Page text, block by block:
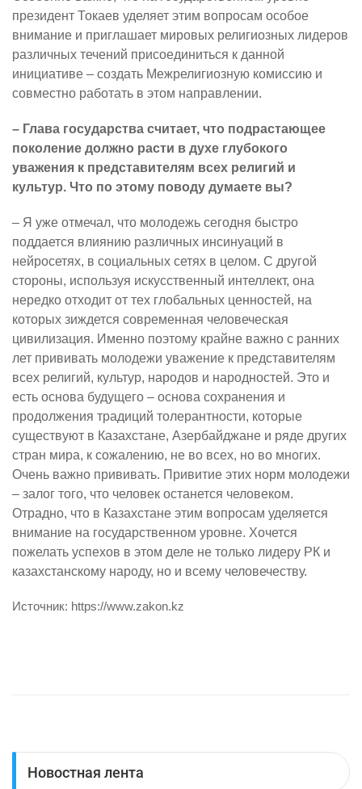
президент Токаев уделяет этим вопросам особое
внимание и приглашает мировых религиозных лидеров
различных течений присоединиться к данной
инициативе – создать Межрелигиозную комиссию и
совместно работать в этом направлении.
– Глава государства считает, что подрастающее
поколение должно расти в духе глубокого
уважения к представителям всех религий и
культур. Что по этому поводу думаете вы?
– Я уже отмечал, что молодежь сегодня быстро
поддается влиянию различных инсинуаций в
нейросетях, в социальных сетях в целом. С другой
стороны, используя искусственный интеллект, она
нередко отходит от тех глобальных ценностей, на
которых зиждется современная человеческая
цивилизация. Именно поэтому крайне важно с ранних
лет прививать молодежи уважение к представителям
всех религий, культур, народов и народностей. Это и
есть основа будущего – основа сохранения и
продолжения традиций толерантности, которые
существуют в Казахстане, Азербайджане и ряде других
стран мира, к сожалению, не во всех, но во многих.
Очень важно прививать. Привитие этих норм молодежи
– залог того, что человек останется человеком.
Отрадно, что в Казахстане этим вопросам уделяется
внимание на государственном уровне. Хочется
пожелать успехов в этом деле не только лидеру РК и
казахстанскому народу, но и всему человечеству.
Источник: https://www.zakon.kz
Новостная лента